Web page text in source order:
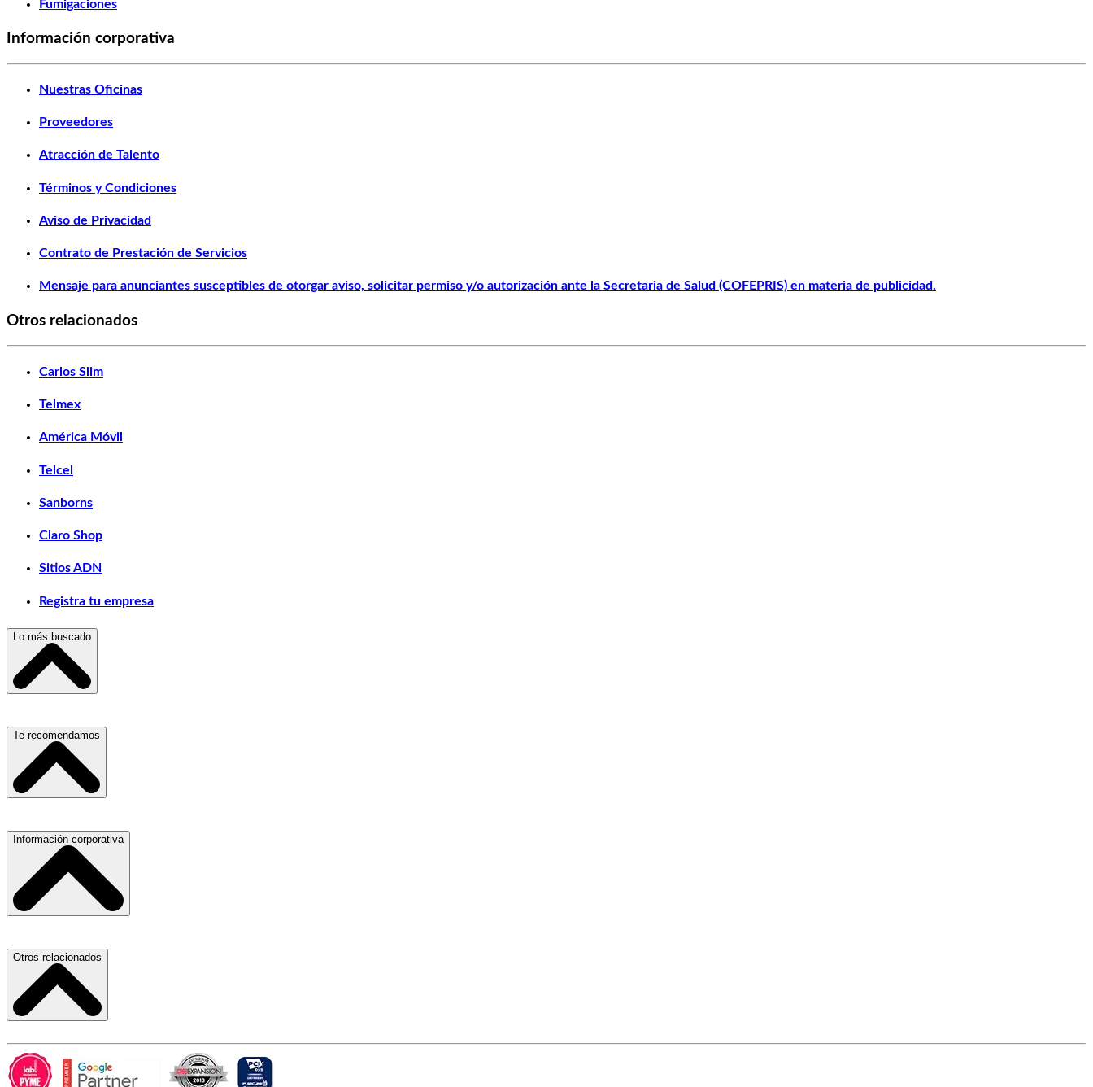
Fumigaciones
Información corporativa
Nuestras Oficinas
Proveedores
Atracción de Talento
Términos y Condiciones
Aviso de Privacidad
Contrato de Prestación de Servicios
Mensaje para anunciantes susceptibles de otorgar aviso, solicitar permiso y/o autorización ante la Secretaria de Salud (COFEPRIS) en materia de publicidad.
Otros relacionados
Carlos Slim
Telmex
América Móvil
Telcel
Sanborns
Claro Shop
Sitios ADN
Registra tu empresa
Lo más buscado
Escuelas, Institutos y Universidades
Hospitales, Sanatorios y Clínicas
Refacciones y Accesorios para Automóviles
Materiales para Construcción
Laboratorios de Diagnóstico Clínico
Ferreterías
Te recomendamos
Servicio de Grúas
Médicos Oculistas y Oftalmólogos
Ferreterías
Refacciones y Accesorios para Automóviles y Camiones
Aire Acondicionado
Hospitales, Sanatorios y Clínicas
Información corporativa
Nuestras Oficinas
Proveedores
Atracción de Talento
Términos y Condiciones
Otros relacionados
Carlos Slim